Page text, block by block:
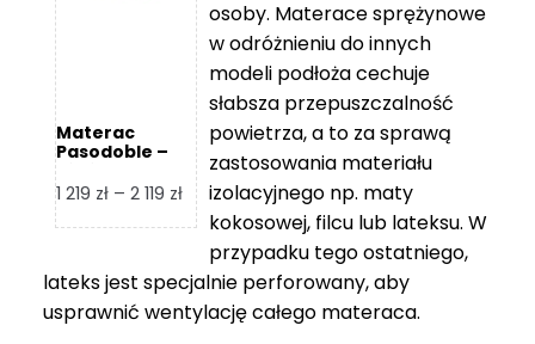
Materac
Pasodoble –
1 219 zł – 2 119 złZakres
cen:
1
219 zł
do
osoby. Materace sprężynowe
w odróżnieniu do innych
modeli podłoża cechuje
słabsza przepuszczalność
powietrza, a to za sprawą
zastosowania materiału
izolacyjnego np. maty
kokosowej, filcu lub lateksu. W
przypadku tego ostatniego,
lateks jest specjalnie perforowany, aby
usprawnić wentylację całego materaca.